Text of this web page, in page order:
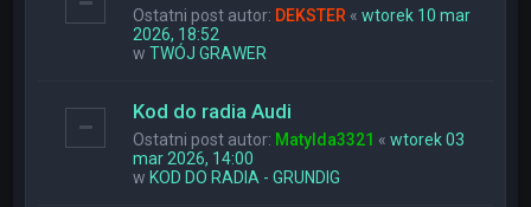
Ostatni post autor: DEKSTER «wtorek 10 mar
2026, 18:52
wTWÓJ GRAWER
Kod do radia Audi
Ostatni post autor: Matylda3321 «wtorek 03
mar 2026, 14:00
w KOD DO RADIA - GRUNDIG